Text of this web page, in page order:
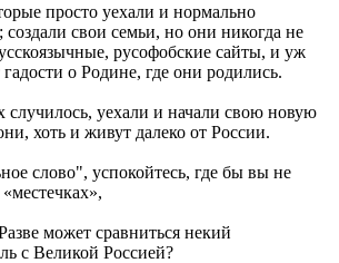
просто уехали и нормально
создали свои семьи, но они никогда не
русофобские сайты, и уж
о Родине, где они родились.
уехали и начали свою новую
хоть и живут далеко от России.
слово", успокойтесь, где бы вы не
может сравниться некий
с Великой Россией?